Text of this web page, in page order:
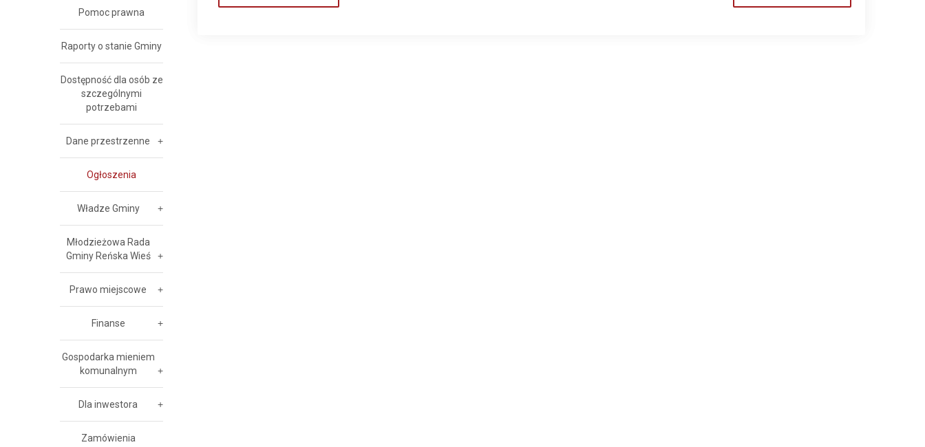
Pomoc prawna
Raporty o stanie Gminy
Dostępność dla osób ze
szczególnymi
potrzebami
Dane przestrzenne
Ogłoszenia
Władze Gminy
Młodzieżowa Rada
Gminy Reńska Wieś
Prawo miejscowe
Finanse
Gospodarka mieniem
komunalnym
Dla inwestora
Zamówienia